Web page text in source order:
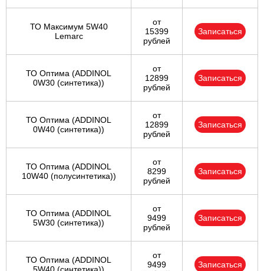
ТО Максимум 5W40
Lemarc
от
15399
рублей
Записаться
ТО Оптима (ADDINOL
0W30 (синтетика))
от
12899
рублей
Записаться
ТО Оптима (ADDINOL
0W40 (синтетика))
от
12899
рублей
Записаться
ТО Оптима (ADDINOL
10W40 (полусинтетика))
от
8299
рублей
Записаться
ТО Оптима (ADDINOL
5W30 (синтетика))
от
9499
рублей
Записаться
ТО Оптима (ADDINOL
от
9499
Записаться